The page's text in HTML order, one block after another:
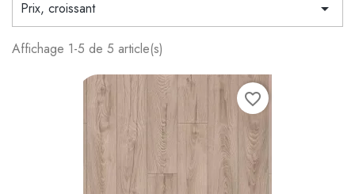
Prix, croissant 
Affichage 1-5 de 5 article(s)
favorite_border